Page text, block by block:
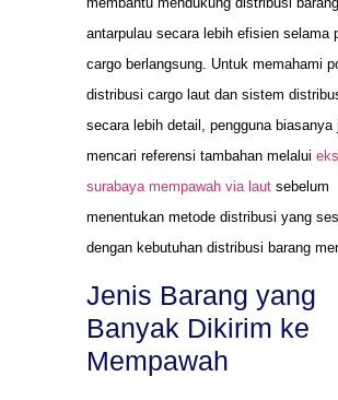
antarpulau secara lebih efisien selama
cargo berlangsung. Untuk memahami
distribusi cargo laut dan sistem
secara lebih detail, pengguna biasanya
mencari referensi tambahan melalui
surabaya mempawah via laut sebelum
menentukan metode distribusi yang
dengan kebutuhan distribusi barang
Jenis Barang yang
Banyak Dikirim ke
Mempawah